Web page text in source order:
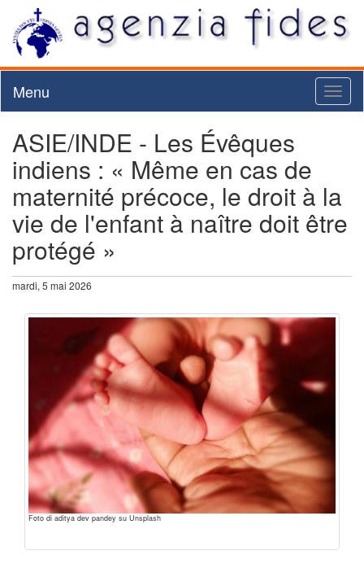
Menu
ASIE/INDE - Les Évêques
indiens : « Même en cas de
maternité précoce, le droit à la
vie de l'enfant à naître doit être
protégé »
mardi, 5 mai 2026
Foto di aditya dev pandey su Unsplash